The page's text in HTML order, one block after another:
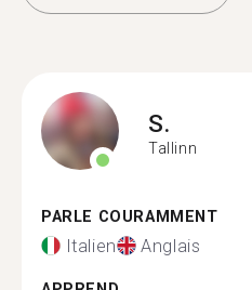
S.
Tallinn
PARLE COURAMMENT
Italien Anglais